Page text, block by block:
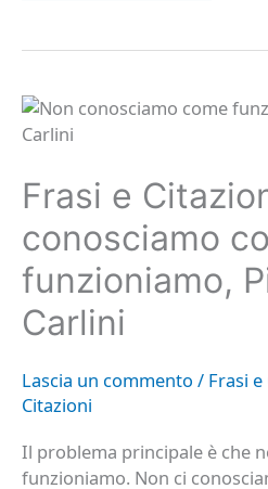
Frasi e
conosciamo
funzioniamo,
Carlini
Lascia un commento / Frasi
Citazioni
Il problema principale è che
funzioniamo. Non ci
Frasi
e
Citazioni:
come
funzioniamo,
Piergiorgio
Carlini